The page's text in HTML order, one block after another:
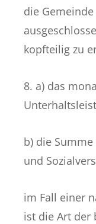
die
kopfteilig zu
8. a) das
b) die
und
im Fall einer
ist die Art der